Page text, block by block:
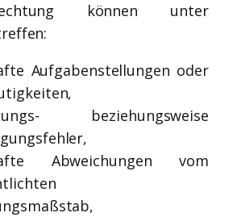
können unter
Aufgabenstellungen oder
beziehungsweise
Abweichungen vom